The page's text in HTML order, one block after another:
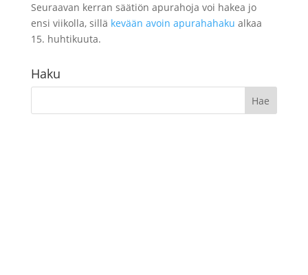
Seuraavan kerran säätiön apurahoja voi hakea jo
ensi viikolla, sillä kevään avoin apurahahaku alkaa
15. huhtikuuta.
Haku